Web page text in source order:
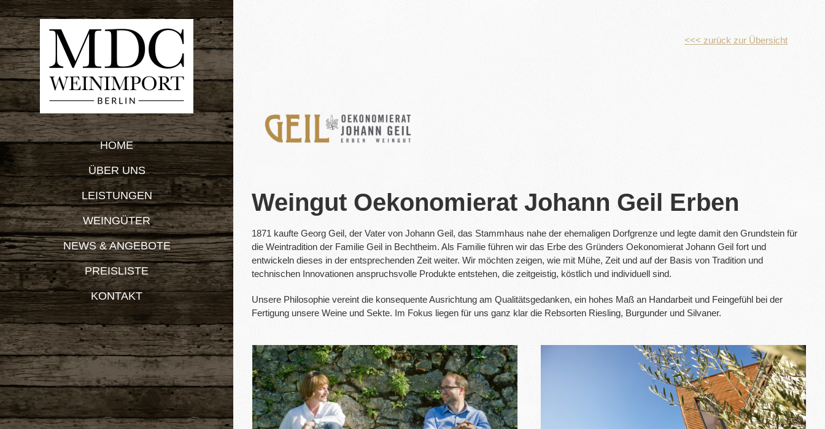
Zum
Inhalt
springen
HOME
ÜBER UNS
LEISTUNGEN
WEINGÜTER
NEWS & ANGEBOTE
PREISLISTE
KONTAKT
<<< zurück zur Übersicht
Weingut Oekonomierat Johann Geil Erben
1871 kaufte Georg Geil, der Vater von Johann Geil, das Stammhaus nahe der ehemaligen Dorfgrenze und legte damit den Grundstein für
die Weintradition der Familie Geil in Bechtheim. Als Familie führen wir das Erbe des Gründers Oekonomierat Johann Geil fort und
entwickeln dieses in der entsprechenden Zeit weiter. Wir möchten zeigen, wie mit Mühe, Zeit und auf der Basis von Tradition und
technischen Innovationen anspruchsvolle Produkte entstehen, die zeitgeistig, köstlich und individuell sind.
Unsere Philosophie vereint die konsequente Ausrichtung am Qualitätsgedanken, ein hohes Maß an Handarbeit und Feingefühl bei der
Fertigung unsere Weine und Sekte. Im Fokus liegen für uns ganz klar die Rebsorten Riesling, Burgunder und Silvaner.